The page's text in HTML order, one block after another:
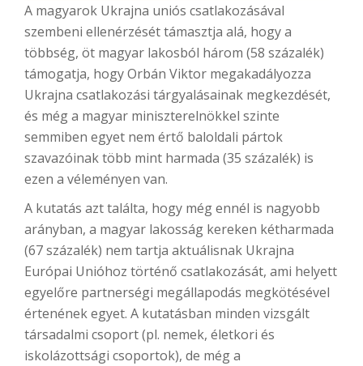
A magyarok Ukrajna uniós csatlakozásával
szembeni ellenérzését támasztja alá, hogy a
többség, öt magyar lakosból három (58 százalék)
támogatja, hogy Orbán Viktor megakadályozza
Ukrajna csatlakozási tárgyalásainak megkezdését,
és még a magyar miniszterelnökkel szinte
semmiben egyet nem értő baloldali pártok
szavazóinak több mint harmada (35 százalék) is
ezen a véleményen van.
A kutatás azt találta, hogy még ennél is nagyobb
arányban, a magyar lakosság kereken kétharmada
(67 százalék) nem tartja aktuálisnak Ukrajna
Európai Unióhoz történő csatlakozását, ami helyett
egyelőre partnerségi megállapodás megkötésével
értenének egyet. A kutatásban minden vizsgált
társadalmi csoport (pl. nemek, életkori és
iskolázottsági csoportok), de még a